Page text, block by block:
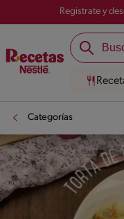
Registrate y
Categorías